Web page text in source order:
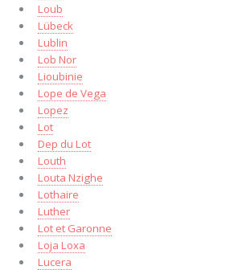
Loub
Lübeck
Lublin
Lob Nor
Lioubinie
Lope de Vega
Lopez
Lot
Dep du Lot
Louth
Louta Nzighe
Lothaire
Luther
Lot et Garonne
Loja Loxa
Lucera